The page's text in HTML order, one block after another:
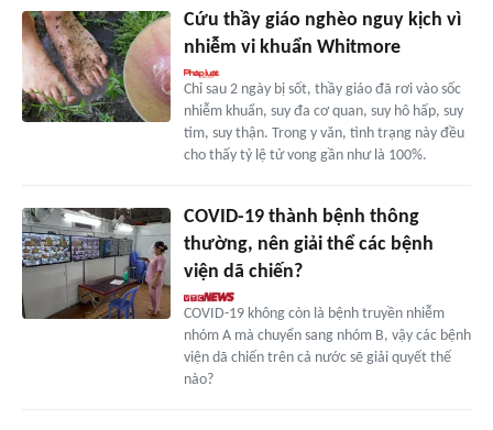
Cứu thầy giáo nghèo nguy kịch vì
nhiễm vi khuẩn Whitmore
Chỉ sau 2 ngày bị sốt, thầy giáo đã rơi vào sốc
nhiễm khuẩn, suy đa cơ quan, suy hô hấp, suy
tim, suy thận. Trong y văn, tình trạng này đều
cho thấy tỷ lệ tử vong gần như là 100%.
COVID-19 thành bệnh thông
thường, nên giải thể các bệnh
viện dã chiến?
COVID-19 không còn là bệnh truyền nhiễm
nhóm A mà chuyển sang nhóm B, vậy các bệnh
viện dã chiến trên cả nước sẽ giải quyết thế
nào?